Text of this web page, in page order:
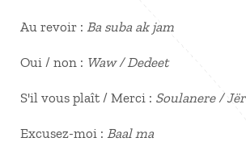
Au revoir : Ba suba ak jam
Oui / non : Waw / Dedeet
S'il vous plaît / Merci : Soulanere /
Excusez-moi : Baal ma